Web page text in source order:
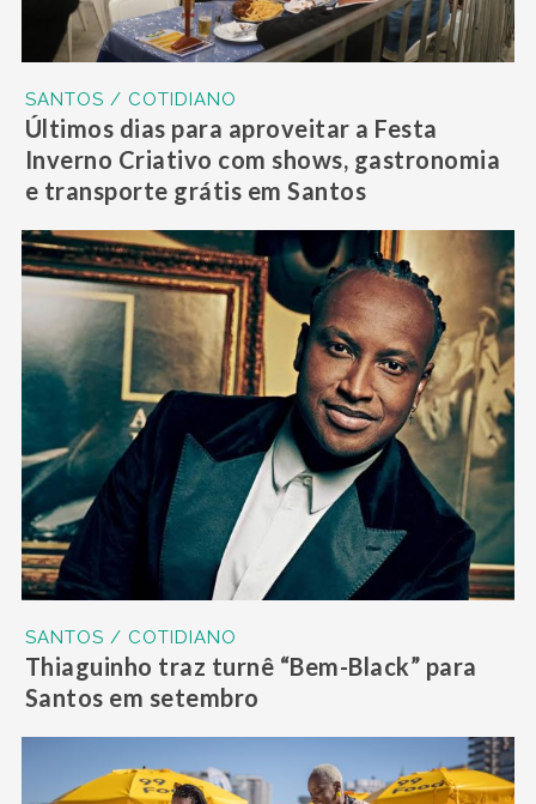
SANTOS / COTIDIANO
Últimos dias para aproveitar a Festa
Inverno Criativo com shows, gastronomia
e transporte grátis em Santos
SANTOS / COTIDIANO
Thiaguinho traz turnê “Bem-Black” para
Santos em setembro